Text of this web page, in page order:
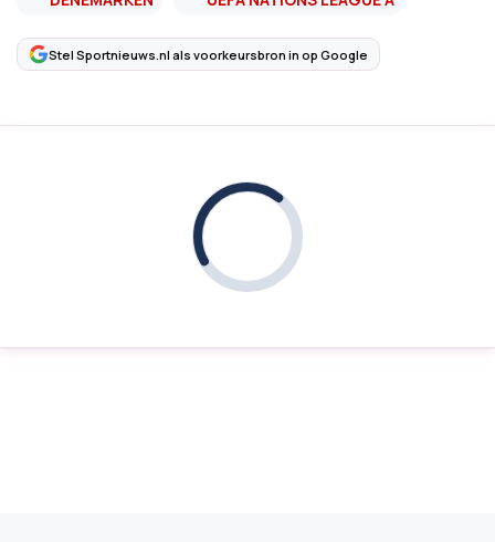
Stel Sportnieuws.nl als voorkeursbron in op Google